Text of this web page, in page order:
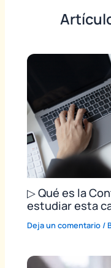
▷ Qué es la
estudiar esta
Deja un comentario/